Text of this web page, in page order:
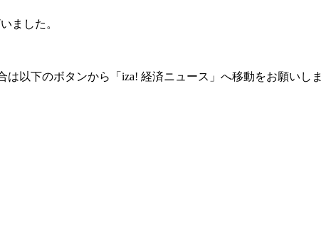
ました。
は以下のボタンから「iza! 経済ニュース」へ移動をお願いしま